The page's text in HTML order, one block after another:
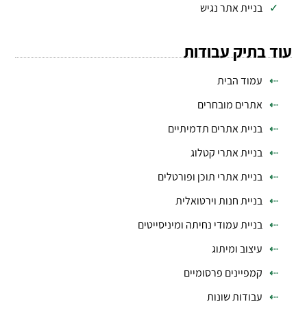
בניית אתר נגיש
עוד בתיק עבודות
עמוד הבית
אתרים מובחרים
בניית אתרים תדמיתיים
בניית אתרי קטלוג
בניית אתרי תוכן ופורטלים
בניית חנות וירטואלית
בניית עמודי נחיתה ומיניסייטים
עיצוב ומיתוג
קמפיינים פרסומיים
עבודות שונות